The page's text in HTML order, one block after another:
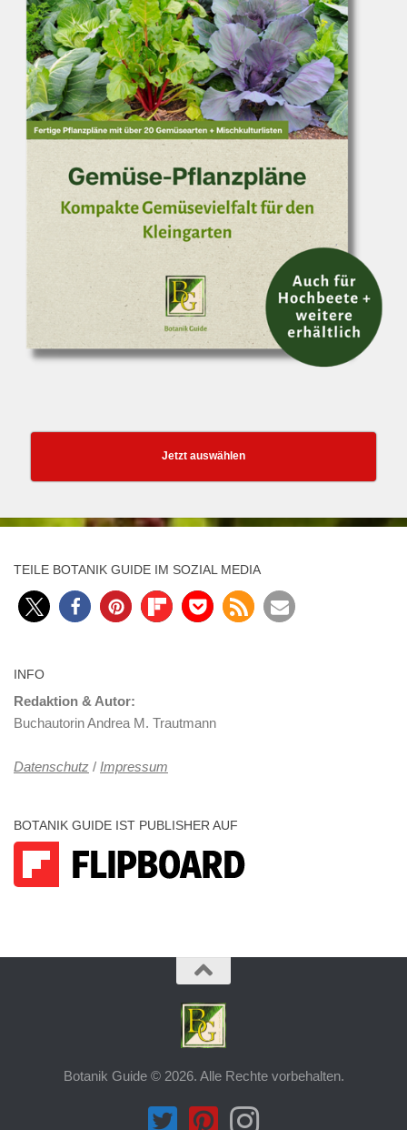
Jetzt auswählen
TEILE BOTANIK GUIDE IM SOZIAL MEDIA
INFO
Redaktion & Autor:
Buchautorin Andrea M. Trautmann
Datenschutz / Impressum
BOTANIK GUIDE IST PUBLISHER AUF
Botanik Guide © 2026. Alle Rechte vorbehalten.